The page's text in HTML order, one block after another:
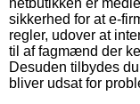
sikkerhed for at e-
regler, udover at
til af fagmænd der
Desuden tilbydes
bliver udsat for